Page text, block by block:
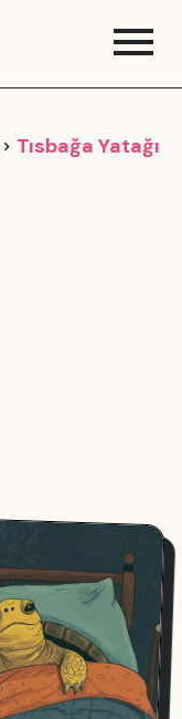
Tısbağa Yatağı